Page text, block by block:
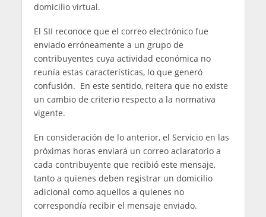
domicilio virtual.
El SII reconoce que el correo electrónico fue
enviado erróneamente a un grupo de
contribuyentes cuya actividad económica no
reunía estas características, lo que generó
confusión. En este sentido, reitera que no existe
un cambio de criterio respecto a la normativa
vigente.
En consideración de lo anterior, el Servicio en las
próximas horas enviará un correo aclaratorio a
cada contribuyente que recibió este mensaje,
tanto a quienes deben registrar un domicilio
adicional como aquellos a quienes no
correspondía recibir el mensaje enviado.